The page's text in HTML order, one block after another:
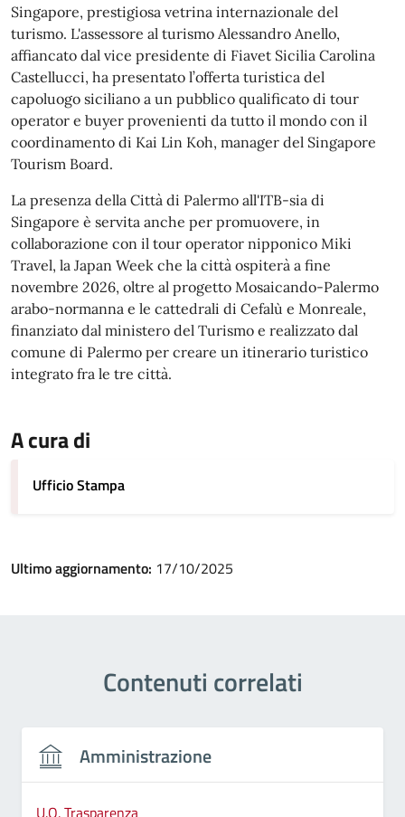
Singapore, prestigiosa vetrina internazionale del
turismo. L'assessore al turismo Alessandro Anello,
affiancato dal vice presidente di Fiavet Sicilia Carolina
Castellucci, ha presentato l’offerta turistica del
capoluogo siciliano a un pubblico qualificato di tour
operator e buyer provenienti da tutto il mondo con il
coordinamento di Kai Lin Koh, manager del Singapore
Tourism Board.
La presenza della Città di Palermo all'ITB-sia di
Singapore è servita anche per promuovere, in
collaborazione con il tour operator nipponico Miki
Travel, la Japan Week che la città ospiterà a fine
novembre 2026, oltre al progetto Mosaicando-Palermo
arabo-normanna e le cattedrali di Cefalù e Monreale,
finanziato dal ministero del Turismo e realizzato dal
comune di Palermo per creare un itinerario turistico
integrato fra le tre città.
A cura di
Ufficio Stampa
Ultimo aggiornamento: 17/10/2025
Contenuti correlati
Amministrazione
U.O. Trasparenza